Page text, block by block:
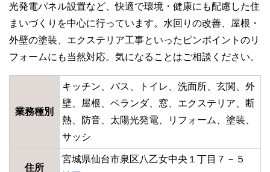
光発電パネル設置など、快適で環境・健康にも配慮した住
まいづくりを中心に行っています。水回りの改善、屋根・
外壁の塗装、エクステリア工事といったピンポイントのリ
フォームにも当然対応。気になることはご相談ください。
業務種別
キッチン、バス、トイレ、洗面所、玄関、外
壁、屋根、ベランダ、窓、エクステリア、断
熱、防音、太陽光発電、リフォーム、塗装、
サッシ
住所
宮城県仙台市泉区八乙女中央１丁目７－５